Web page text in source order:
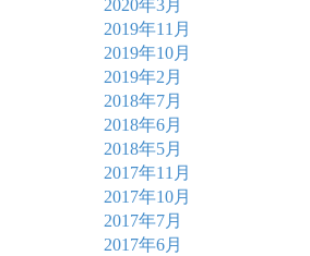
2020年3月
2019年11月
2019年10月
2019年2月
2018年7月
2018年6月
2018年5月
2017年11月
2017年10月
2017年7月
2017年6月